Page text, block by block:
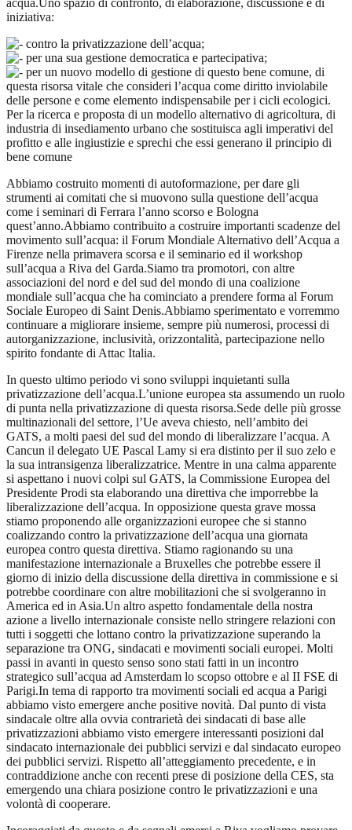
iniziativa:
contro la privatizzazione dell’acqua;
per una sua gestione democratica e partecipativa;
per un nuovo modello di gestione di questo bene comune, di
questa risorsa vitale che consideri l’acqua come diritto inviolabile
delle persone e come elemento indispensabile per i cicli ecologici.
Per la ricerca e proposta di un modello alternativo di agricoltura, di
industria di insediamento urbano che sostituisca agli imperativi del
profitto e alle ingiustizie e sprechi che essi generano il principio di
bene comune
Abbiamo costruito momenti di autoformazione, per dare gli
strumenti ai comitati che si muovono sulla questione dell’acqua
come i seminari di Ferrara l’anno scorso e Bologna
quest’anno.Abbiamo contribuito a costruire importanti scadenze del
movimento sull’acqua: il Forum Mondiale Alternativo dell’Acqua a
Firenze nella primavera scorsa e il seminario ed il workshop
sull’acqua a Riva del Garda.Siamo tra promotori, con altre
associazioni del nord e del sud del mondo di una coalizione
mondiale sull’acqua che ha cominciato a prendere forma al Forum
Sociale Europeo di Saint Denis.Abbiamo sperimentato e vorremmo
continuare a migliorare insieme, sempre più numerosi, processi di
autorganizzazione, inclusività, orizzontalità, partecipazione nello
spirito fondante di Attac Italia.
In questo ultimo periodo vi sono sviluppi inquietanti sulla
privatizzazione dell’acqua.L’unione europea sta assumendo un ruolo
di punta nella privatizzazione di questa risorsa.Sede delle più grosse
multinazionali del settore, l’Ue aveva chiesto, nell’ambito dei
GATS, a molti paesi del sud del mondo di liberalizzare l’acqua. A
Cancun il delegato UE Pascal Lamy si era distinto per il suo zelo e
la sua intransigenza liberalizzatrice. Mentre in una calma apparente
si aspettano i nuovi colpi sul GATS, la Commissione Europea del
Presidente Prodi sta elaborando una direttiva che imporrebbe la
liberalizzazione dell’acqua. In opposizione questa grave mossa
stiamo proponendo alle organizzazioni europee che si stanno
coalizzando contro la privatizzazione dell’acqua una giornata
europea contro questa direttiva. Stiamo ragionando su una
manifestazione internazionale a Bruxelles che potrebbe essere il
giorno di inizio della discussione della direttiva in commissione e si
potrebbe coordinare con altre mobilitazioni che si svolgeranno in
America ed in Asia.Un altro aspetto fondamentale della nostra
azione a livello internazionale consiste nello stringere relazioni con
tutti i soggetti che lottano contro la privatizzazione superando la
separazione tra ONG, sindacati e movimenti sociali europei. Molti
passi in avanti in questo senso sono stati fatti in un incontro
strategico sull’acqua ad Amsterdam lo scopso ottobre e al II FSE di
Parigi.In tema di rapporto tra movimenti sociali ed acqua a Parigi
abbiamo visto emergere anche positive novità. Dal punto di vista
sindacale oltre alla ovvia contrarietà dei sindacati di base alle
privatizzazioni abbiamo visto emergere interessanti posizioni dal
sindacato internazionale dei pubblici servizi e dal sindacato europeo
dei pubblici servizi. Rispetto all’atteggiamento precedente, e in
contraddizione anche con recenti prese di posizione della CES, sta
emergendo una chiara posizione contro le privatizzazioni e una
volontà di cooperare.